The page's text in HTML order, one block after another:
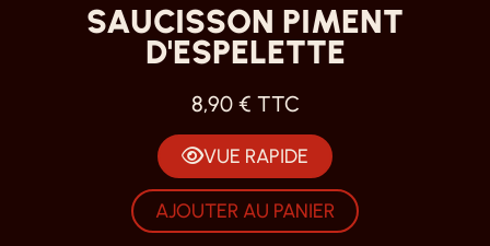
SAUCISSON PIMENT
D'ESPELETTE
8,90 € TTC
VUE RAPIDE
AJOUTER AU PANIER